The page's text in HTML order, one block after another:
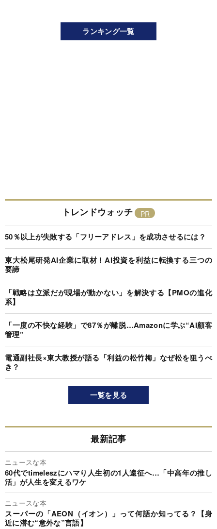
ランキング一覧
トレンドウォッチ
50％以上が失敗する「フリーアドレス」を成功させるには？
東大松尾研発AI企業に取材！AI投資を利益に転換する三つの
要諦
「戦略は立派だが現場が動かない」を解決する【PMOの進化
系】
「一度の不快な経験」で87％が離脱…Amazonに学ぶ“AI顧客
管理”
電通副社長×東大教授が語る「利益の松竹梅」なぜ松を狙うべ
き？
一覧を見る
最新記事
ニュースな本
60代でtimeleszにハマり人生初の1人遠征へ…「中高年の推し
活」が人生を変えるワケ
ニュースな本
スーパーの「AEON（イオン）」って何語か知ってる？【身
近に潜む“意外な”言語】